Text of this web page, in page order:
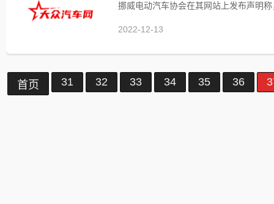
挪威电动汽车协会在其网站上发布声明
2022-12-13
首页 31 32 33 34 35 36